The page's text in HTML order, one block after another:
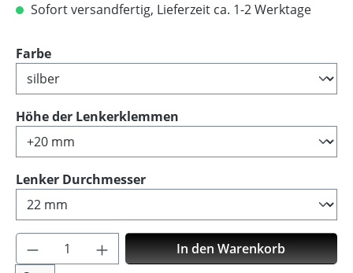
Sofort versandfertig, Lieferzeit ca. 1-2 Werktage
Farbeauswählen
Höhe der Lenkerklemmen
Lenker Durchmesserauswählen
Produkt Anzahl: Gib den gewünschten
In den Warenkorb